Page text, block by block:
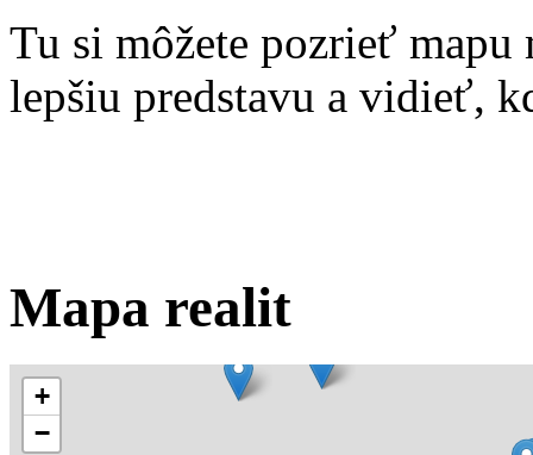
Tu si môžete pozrieť
lepšiu predstavu a vidieť,
Mapa realit
+
−